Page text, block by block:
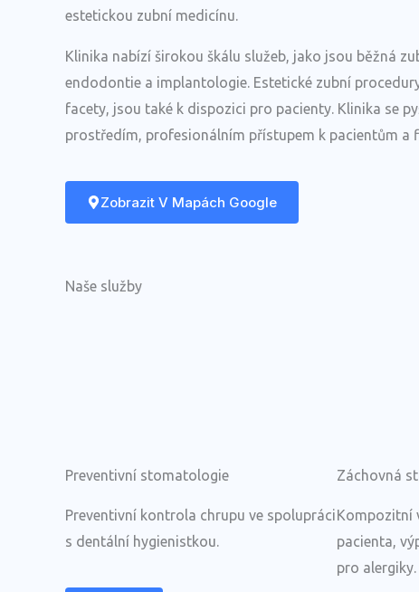
estetickou zubní medicínu.
Klinika nabízí širokou škálu služeb, jako jsou běžná
endodontie a implantologie. Estetické zubní
facety, jsou také k dispozici pro pacienty. Klinika se
prostředím, profesionálním přístupem k pacientům a
Zobrazit V Mapách Google
Naše služby
Preventivní stomatologie
Preventivní kontrola chrupu ve spolupráci
s dentální hygienistkou.
Záchovná
Kompozitní
pacienta,
pro alergiky.